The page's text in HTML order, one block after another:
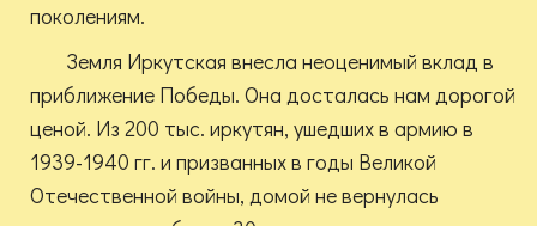
поколениям.
Земля Иркутская внесла неоценимый вклад в
приближение Победы. Она досталась нам дорогой
ценой. Из 200 тыс. иркутян, ушедших в армию в
1939-1940 гг. и призванных в годы Великой
Отечественной войны, домой не вернулась